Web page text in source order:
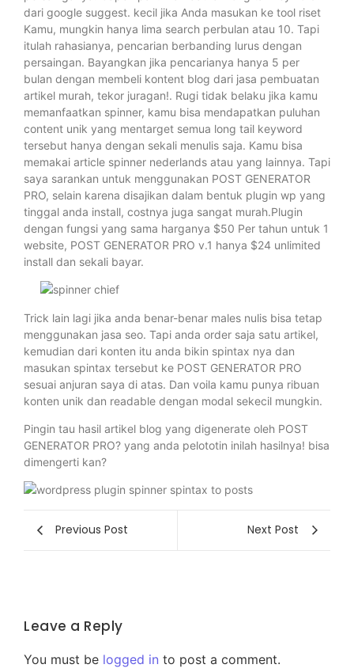
dari google suggest. kecil jika Anda masukan ke tool riset
Kamu, mungkin hanya lima search perbulan atau 10. Tapi
itulah rahasianya, pencarian berbanding lurus dengan
persaingan. Bayangkan jika pencarianya hanya 5 per
bulan dengan membeli kontent blog dari jasa pembuatan
artikel murah, tekor juragan!. Rugi tidak belaku jika kamu
memanfaatkan spinner, kamu bisa mendapatkan puluhan
content unik yang mentarget semua long tail keyword
tersebut hanya dengan sekali menulis saja. Kamu bisa
memakai article spinner nederlands atau yang lainnya. Tapi
saya sarankan untuk menggunakan POST GENERATOR
PRO, selain karena disajikan dalam bentuk plugin wp yang
tinggal anda install, costnya juga sangat murah.Plugin
dengan fungsi yang sama harganya $50 Per tahun untuk 1
website, POST GENERATOR PRO v.1 hanya $24 unlimited
install dan sekali bayar.
Trick lain lagi jika anda benar-benar males nulis bisa tetap
menggunakan jasa seo. Tapi anda order saja satu artikel,
kemudian dari konten itu anda bikin spintax nya dan
masukan spintax tersebut ke POST GENERATOR PRO
sesuai anjuran saya di atas. Dan voila kamu punya ribuan
konten unik dan readable dengan modal sekecil mungkin.
Pingin tau hasil artikel blog yang digenerate oleh POST
GENERATOR PRO? yang anda pelototin inilah hasilnya! bisa
dimengerti kan?
Previous Post Next Post
Leave a Reply
You must be logged in to post a comment.